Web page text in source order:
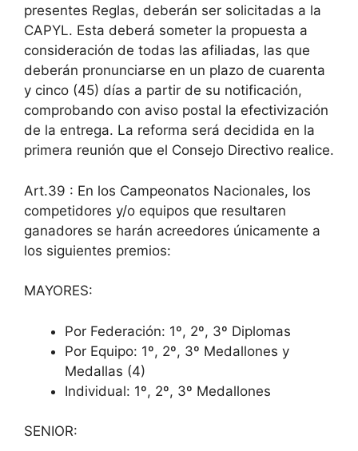
presentes Reglas, deberán ser solicitadas a la
CAPYL. Esta deberá someter la propuesta a
consideración de todas las afiliadas, las que
deberán pronunciarse en un plazo de cuarenta
y cinco (45) días a partir de su notificación,
comprobando con aviso postal la efectivización
de la entrega. La reforma será decidida en la
primera reunión que el Consejo Directivo realice.
Art.39 : En los Campeonatos Nacionales, los
competidores y/o equipos que resultaren
ganadores se harán acreedores únicamente a
los siguientes premios:
MAYORES:
Por Federación: 1º, 2º, 3º Diplomas
Por Equipo: 1º, 2º, 3º Medallones y
Medallas (4)
Individual: 1º, 2º, 3º Medallones
SENIOR: